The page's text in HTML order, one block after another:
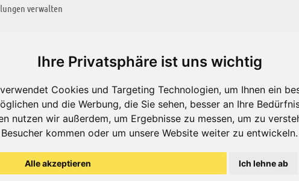
Ihre Privatsphäre ist uns wichtig
Cookies und Targeting Technologien, um Ihnen ein
und die Werbung, die Sie sehen, besser an Ihre
nutzen wir außerdem, um Ergebnisse zu messen, um zu
Besucher kommen oder um unsere Website weiter zu entwickeln.
Alle akzeptieren Ich lehne ab
verwalten
KREATIV ZONE
Alle Videos
Bastelideen
Arbeitsblätter